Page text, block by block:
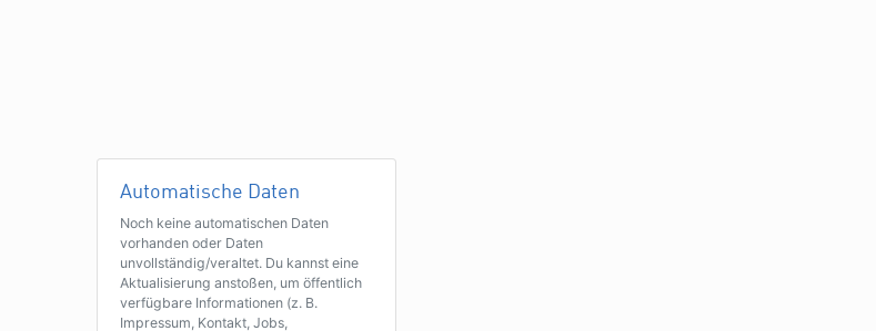
Automatische Daten
Noch keine automatischen Daten
vorhanden oder Daten
unvollständig/veraltet. Du kannst eine
Aktualisierung anstoßen, um öffentlich
verfügbare Informationen (z. B.
Impressum, Kontakt, Jobs,